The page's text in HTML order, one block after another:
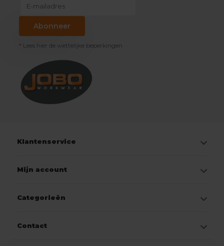
Abonneer
* Lees hier de wettelijke beperkingen
Klantenservice
Mijn account
Categorieën
Contact